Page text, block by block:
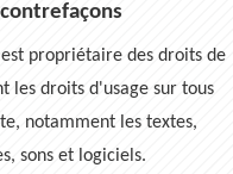
propriétaire des droits de
les droits d'usage sur tous
notamment les textes,
sons et logiciels.